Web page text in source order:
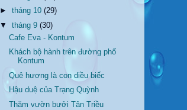
►tháng 10(29)
▼tháng 9(30)
Cafe Eva - Kontum
Khách bộ hành trên đường phố
Kontum
Quê hương là con diều biếc
Hậu duệ của Trạng Quỳnh
Thăm vườn bưởi Tân Triều